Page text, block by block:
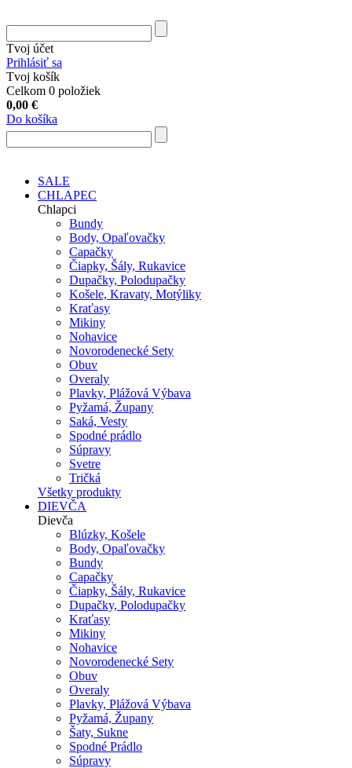
Tvoj účet
Prihlásiť sa
Tvoj košík
Celkom 0 položiek
0,00 €
Do košíka
SALE
CHLAPEC
Chlapci
Bundy
Body, Opaľovačky
Capačky
Čiapky, Šály, Rukavice
Dupačky, Polodupačky
Košele, Kravaty, Motýliky
Kraťasy
Mikiny
Nohavice
Novorodenecké Sety
Obuv
Overaly
Plavky, Plážová Výbava
Pyžamá, Župany
Saká, Vesty
Spodné prádlo
Súpravy
Svetre
Tričká
Všetky produkty
DIEVČA
Dievča
Blúzky, Košele
Body, Opaľovačky
Bundy
Capačky
Čiapky, Šály, Rukavice
Dupačky, Polodupačky
Kraťasy
Mikiny
Nohavice
Novorodenecké Sety
Obuv
Overaly
Plavky, Plážová Výbava
Pyžamá, Župany
Šaty, Sukne
Spodné Prádlo
Súpravy